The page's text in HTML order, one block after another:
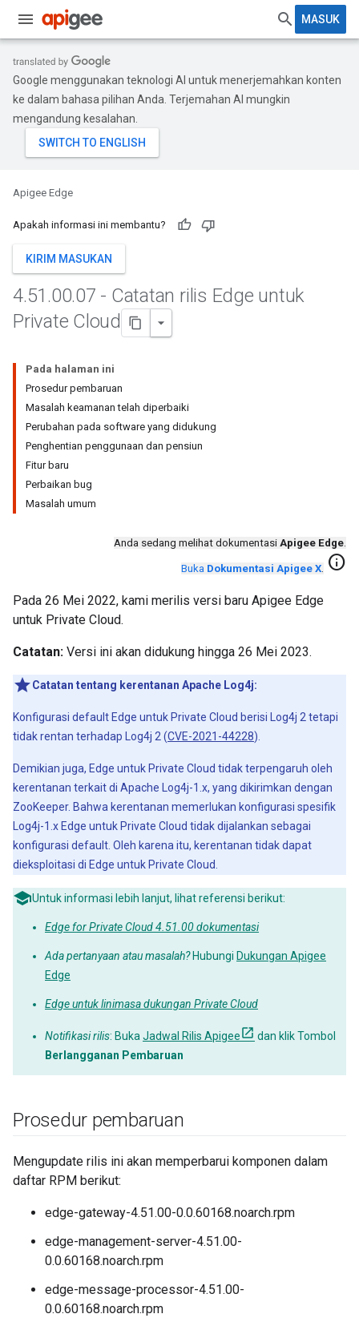
MASUK
Google menggunakan teknologi AI untuk menerjemahkan konten
ke dalam bahasa pilihan Anda. Terjemahan AI mungkin
mengandung kesalahan.
Apigee Edge
Apakah informasi ini membantu?
KIRIM MASUKAN
4.51 .00.07 - Catatan rilis Edge untuk
Private Cloud
Pada halaman ini
Prosedur pembaruan
Masalah keamanan telah diperbaiki
Perubahan pada software yang didukung
Penghentian penggunaan dan pensiun
Fitur baru
Perbaikan bug
Masalah umum
Anda sedang melihat dokumentasi Apigee Edge.
Buka Dokumentasi Apigee X. info
Pada 26 Mei 2022, kami merilis versi baru Apigee Edge
untuk Private Cloud.
Catatan: Versi ini akan didukung hingga 26 Mei 2023.
Catatan tentang kerentanan Apache Log4j:
Konfigurasi default Edge untuk Private Cloud berisi Log4j 2 tetapi
tidak rentan terhadap Log4j 2 (CVE-2021-44228).
Demikian juga, Edge untuk Private Cloud tidak terpengaruh oleh
kerentanan terkait di Apache Log4j-1.x, yang dikirimkan dengan
ZooKeeper. Bahwa kerentanan memerlukan konfigurasi spesifik
Log4j-1.x Edge untuk Private Cloud tidak dijalankan sebagai
konfigurasi default. Oleh karena itu, kerentanan tidak dapat
dieksploitasi di Edge untuk Private Cloud.
Untuk informasi lebih lanjut, lihat referensi berikut:
Edge for Private Cloud 4.51.00 dokumentasi
Ada pertanyaan atau masalah?Hubungi Dukungan Apigee
Edge
Edge untuk linimasa dukungan Private Cloud
Notifikasi rilis: Buka Jadwal Rilis Apigee
dan klik Tombol
Berlangganan Pembaruan
Prosedur pembaruan
Mengupdate rilis ini akan memperbarui komponen dalam
daftar RPM berikut:
edge-gateway-4.51.00-0.0.60168.noarch.rpm
edge-management-server-4.51.00-
0.0.60168.noarch.rpm
edge-message-processor-4.51.00-
0.0.60168.noarch.rpm